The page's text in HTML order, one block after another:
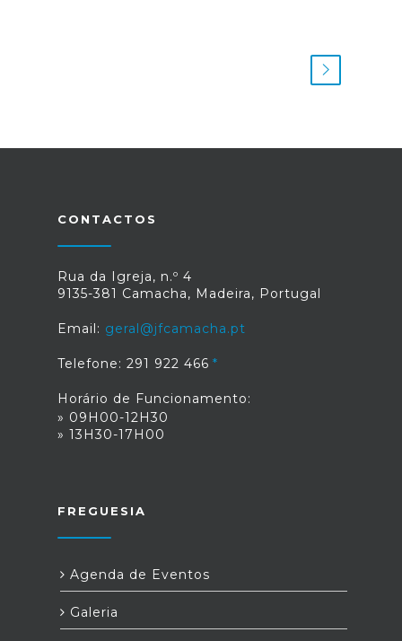
CONTACTOS
Rua da Igreja, n.º 4
9135-381 Camacha, Madeira, Portugal
Email: geral@jfcamacha.pt
Telefone: 291 922 466
Horário de Funcionamento:
» 09H00-12H30
» 13H30-17H00
FREGUESIA
Agenda de Eventos
Galeria